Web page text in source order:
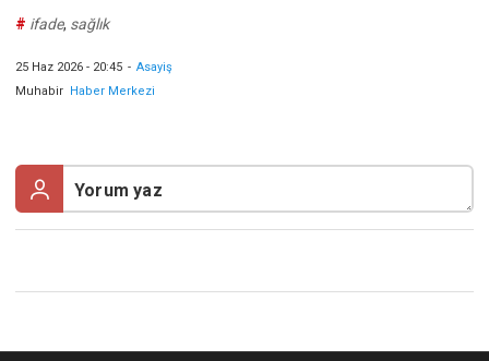
# ifade, sağlık
25 Haz 2026 - 20:45 - Asayiş
Muhabir
Haber Merkezi